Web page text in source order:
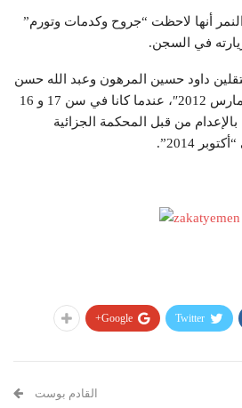
أنها لاحظت “جروح وكدمات وتورم”
في السجن.
داود حسين المرهون وعبد الله حسن
الزاهر يوم “22 مايو” و “3 مارس 2012″، عندما كانا في سن 17 و 16
من قبل المحكمة الجزائية
2014”.
Twitter
Google+
القادم بوست